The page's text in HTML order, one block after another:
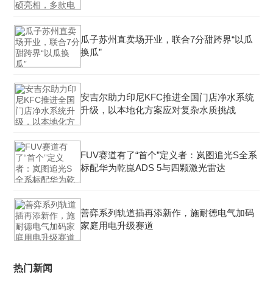
瓜子苏州直卖场开业，联合7分甜跨界“以瓜
换瓜”
安吉尔助力印尼KFC推进全国门店净水系统
升级，以本地化方案应对复杂水质挑战
FUV赛道有了“首个”定义者：岚图追光S全系
标配华为乾崑ADS 5与四颗激光雷达
善弈系列轨道插再添新作，施耐德电气加码
家庭用电升级赛道
热门新闻